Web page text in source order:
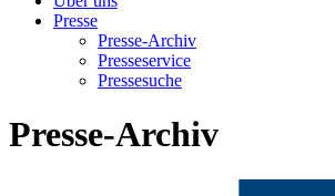
Presse
Presse-Archiv
Presseservice
Pressesuche
Presse-Archiv